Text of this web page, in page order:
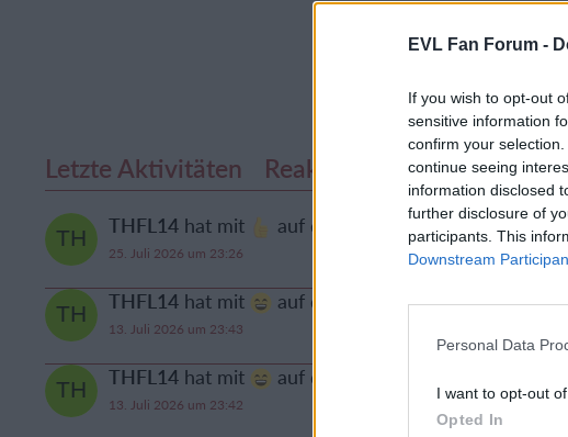
EVL Fan Forum -
If you wish to opt-out
sensitive information
confirm your
continue seeing
information disclosed
further disclosure of
participants. This
Downstream
Personal Data
I want to opt-out
Opted In
Letzte Aktivitäten Reaktionen Über mich
THFL14 hat mit auf den Beitrag von Stegieim
25. Juli 2026 um 23:26
THFL14 hat mit auf den Beitrag vonWernerim
13. Juli 2026 um 23:43
THFL14 hat mit auf den Beitrag von
13. Juli 2026 um 23:42